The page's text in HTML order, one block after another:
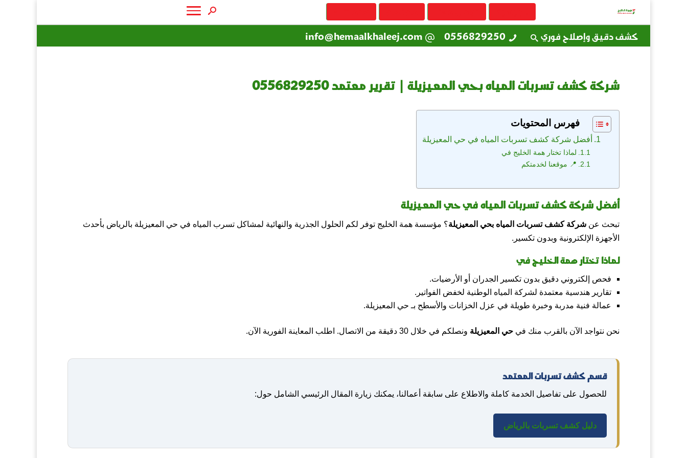
كشف دقيق وإصلاح فوري
0556829250
info@hemaalkhaleej.com
شركة كشف تسربات المياه بحي المعيزيلة | تقرير معتمد 0556829250
فهرس المحتويات
أفضل شركة كشف تسربات المياه في حي المعيزيلة
لماذا تختار همة الخليج في
📍 موقعنا لخدمتكم
أفضل شركة كشف تسربات المياه في حي المعيزيلة
تبحث عن شركة كشف تسربات المياه بحي المعيزيلة؟ مؤسسة همة الخليج توفر لكم الحلول الجذرية والنهائية لمشاكل تسرب المياه في حي المعيزيلة بالرياض بأحدث
الأجهزة الإلكترونية وبدون تكسير.
لماذا تختار همة الخليج في
فحص إلكتروني دقيق بدون تكسير الجدران أو الأرضيات.
تقارير هندسية معتمدة لشركة المياه الوطنية لخفض الفواتير.
عمالة فنية مدربة وخبرة طويلة في عزل الخزانات والأسطح بـ حي المعيزيلة.
نحن نتواجد الآن بالقرب منك في حي المعيزيلة ونصلكم في خلال 30 دقيقة من الاتصال. اطلب المعاينة الفورية الآن.
قسم كشف تسربات المعتمد
للحصول على تفاصيل الخدمة كاملة والاطلاع على سابقة أعمالنا، يمكنك زيارة المقال الرئيسي الشامل حول:
دليل كشف تسربات بالرياض